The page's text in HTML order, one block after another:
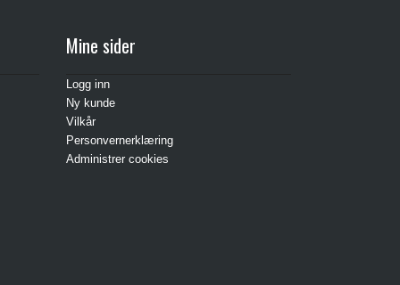
Mine sider
Logg inn
Ny kunde
Vilkår
Personvernerklæring
Administrer cookies